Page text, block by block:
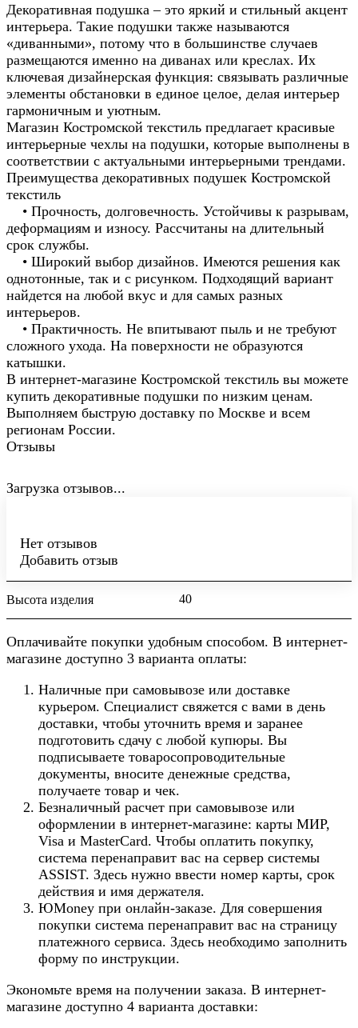
Декоративная подушка – это яркий и стильный акцент
интерьера. Такие подушки также называются
«диванными», потому что в большинстве случаев
размещаются именно на диванах или креслах. Их
ключевая дизайнерская функция: связывать различные
элементы обстановки в единое целое, делая интерьер
гармоничным и уютным.
Магазин Костромской текстиль предлагает красивые
интерьерные чехлы на подушки, которые выполнены в
соответствии с актуальными интерьерными трендами.
Преимущества декоративных подушек Костромской
текстиль
• Прочность, долговечность. Устойчивы к разрывам,
деформациям и износу. Рассчитаны на длительный
срок службы.
• Широкий выбор дизайнов. Имеются решения как
однотонные, так и с рисунком. Подходящий вариант
найдется на любой вкус и для самых разных
интерьеров.
• Практичность. Не впитывают пыль и не требуют
сложного ухода. На поверхности не образуются
катышки.
В интернет-магазине Костромской текстиль вы можете
купить декоративные подушки по низким ценам.
Выполняем быструю доставку по Москве и всем
регионам России.
Отзывы
Загрузка отзывов...
Нет отзывов
Добавить отзыв
Высота изделия 40
Оплачивайте покупки удобным способом. В интернет-
магазине доступно 3 варианта оплаты:
Наличные при самовывозе или доставке
курьером. Специалист свяжется с вами в день
доставки, чтобы уточнить время и заранее
подготовить сдачу с любой купюры. Вы
подписываете товаросопроводительные
документы, вносите денежные средства,
получаете товар и чек.
Безналичный расчет при самовывозе или
оформлении в интернет-магазине: карты МИР,
Visa и MasterCard. Чтобы оплатить покупку,
система перенаправит вас на сервер системы
ASSIST. Здесь нужно ввести номер карты, срок
действия и имя держателя.
ЮMoney при онлайн-заказе. Для совершения
покупки система перенаправит вас на страницу
платежного сервиса. Здесь необходимо заполнить
форму по инструкции.
Экономьте время на получении заказа. В интернет-
магазине доступно 4 варианта доставки: